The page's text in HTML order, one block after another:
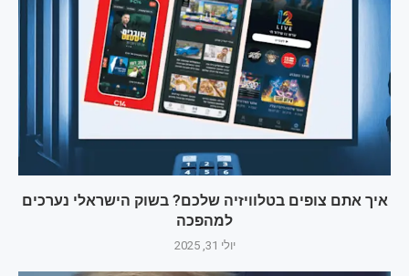
איך אתם צופים בטלוויזיה שלכם? בשוק הישראלי נערכים
למהפכה
יולי 31, 2025